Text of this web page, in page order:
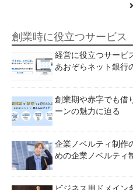
創業時に役立つサービス
経営に役立つサービ
あおぞらネット銀行
創業期や赤字でも借
ーンの魅力に迫る
企業ノベルティ制作
めの企業ノベルティ